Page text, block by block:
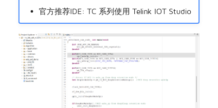
官方推荐IDE: TC 系列使用 Telink IOT Studio